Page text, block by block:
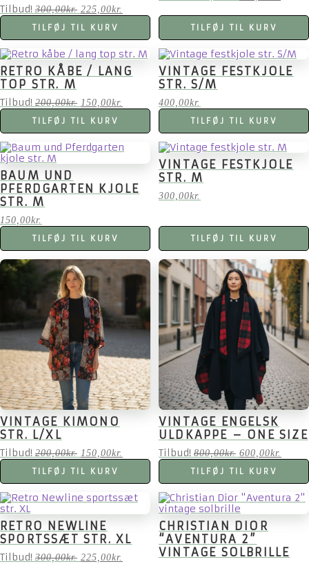
Tilbud! 300,00kr. Den
oprindelige
pris
var:
300,00kr..
225,00kr.
aktuelle
er:
225,00kr..
TILFØJ TIL KURV
pris
var:
150,00kr..
pris
TILFØJ TIL KURV
RETRO KÅBE / LANG
TOP STR. M
Tilbud! 200,00kr. Den
oprindelige
pris
var:
200,00kr..
150,00kr.
aktuelle
er:
150,00kr..
TILFØJ TIL KURV
VINTAGE FESTKJOLE
STR. S/M
400,00kr.
TILFØJ TIL KURV
BAUM UND
PFERDGARTEN KJOLE
STR. M
150,00kr.
TILFØJ TIL KURV
VINTAGE FESTKJOLE
STR. M
300,00kr.
TILFØJ TIL KURV
VINTAGE KIMONO
STR. L/XL
Tilbud! 200,00kr. Den
oprindelige
pris
var:
200,00kr..
150,00kr.
aktuelle
er:
150,00kr..
TILFØJ TIL KURV
VINTAGE ENGELSK
ULDKAPPE – ONE SIZE
Tilbud! 800,00kr. Den
oprindelige
pris
var:
800,00kr..
600,00kr.
er:
TILFØJ TIL KURV
RETRO NEWLINE
SPORTSSÆT STR. XL
Tilbud! 300,00kr. Den
225,00kr.
CHRISTIAN DIOR
“AVENTURA 2”
VINTAGE SOLBRILLE